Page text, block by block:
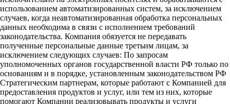
использованием автоматизированных систем, за исключением
случаев, когда неавтоматизированная обработка персональных
данных необходима в связи с исполнением требований
законодательства. Компания обязуется не передавать
полученные персональные данные третьим лицам, за
исключением следующих случаев: По запросам
уполномоченных органов государственной власти РФ только по
основаниям и в порядке, установленным законодательством РФ
Стратегическим партнерам, которые работают с Компанией для
предоставления продуктов и услуг, или тем из них, которые
помогают Компании реализовывать продукты и услуги